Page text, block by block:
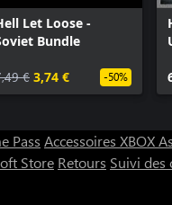
Let Loose -
Bundle
€ 3,74 € -50%
Pass Accessoires XBOX
Store Retours Suivi des